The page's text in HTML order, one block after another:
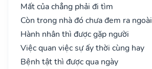
Mất của chẳng phải đi tìm
Còn trong nhà đó chưa đem ra ngoài
Hành nhân thì được gặp người
Việc quan việc sự ấy thời cùng hay
Bệnh tật thì được qua ngày